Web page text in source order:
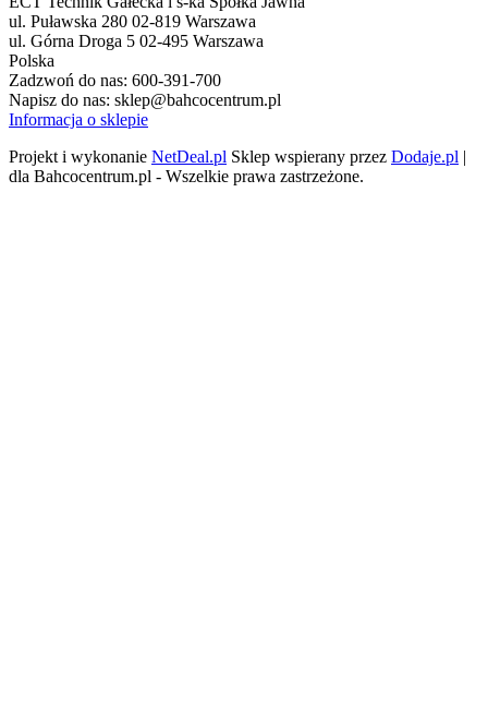
ul. Puławska 280 02-819 Warszawa
ul. Górna Droga 5 02-495 Warszawa
Polska
Zadzwoń do nas: 600-391-700
Napisz do nas: sklep@bahcocentrum.pl
Informacja o sklepie
Projekt i wykonanie NetDeal.pl Sklep wspierany przez Dodaje.pl |
dla Bahcocentrum.pl - Wszelkie prawa zastrzeżone.